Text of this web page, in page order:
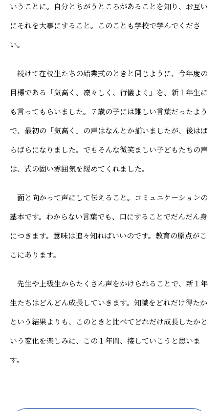
いうことに。自分とちがうところがあることを知り、お互い
にそれを大事にすること。このことも学校で学んでくださ
い。
続けて在校生たちの始業式のときと同じように、今年度の
目標である「気高く、凜々しく、行儀よく」を、新１年生に
も言ってもらいました。７歳の子には難しい言葉だったよう
で、最初の「気高く」の声はなんとか揃いましたが、後はば
らばらになりました。でもそんな微笑ましい子どもたちの声
は、式の固い雰囲気を緩めてくれました。
面と向かって声にして伝えること。コミュニケーションの
基本です。わからない言葉でも、口にすることでだんだん身
につきます。意味は追々知ればいいのです。教育の原点がこ
こにあります。
先生や上級生からたくさん声をかけられることで、新１年
生たちはどんどん成長していきます。知識をどれだけ得たか
という結果よりも、このときと比べてどれだけ成長したかと
いう変化を楽しみに、この１年間、接していこうと思いま
す。